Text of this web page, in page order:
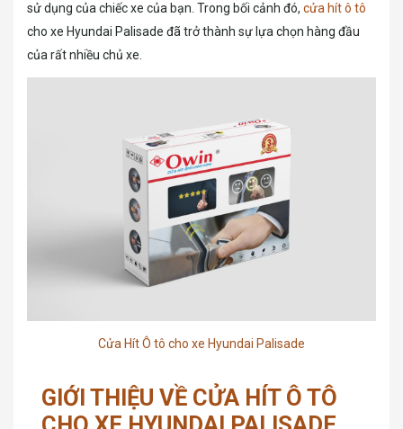
sử dụng của chiếc xe của bạn. Trong bối cảnh đó, cửa hít ô tô
cho xe Hyundai Palisade đã trở thành sự lựa chọn hàng đầu
của rất nhiều chủ xe.
Cửa Hít Ô tô cho xe Hyundai Palisade
GIỚI THIỆU VỀ CỬA HÍT Ô TÔ